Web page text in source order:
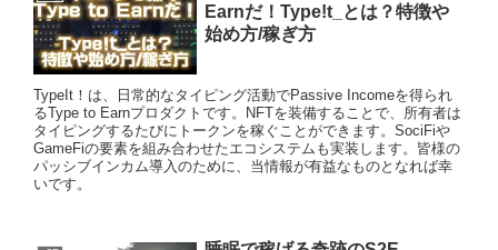
Earnだ！Type!t_とは？特徴や
始め方/稼ぎ方
TypeIt！は、日常的なタイピング活動でPassive Incomeを得られ
るType to Earnプロダクトです。NFTを装備することで、所有者は
タイピングするたびにトークンを稼ぐことができます。SociFiや
GameFiの要素を組み合わせたエコシステムも実装します。皆様の
パッシブインカム導入のために、当情報が有益なものとなれば幸
いです。